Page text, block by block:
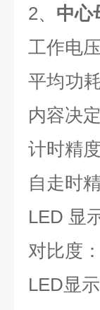
2、 中心
工作电压
平均功耗
内容决定
计时精度
自走时
LED 显
对比度：
LED显